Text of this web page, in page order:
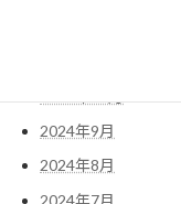
2024年9月
2024年8月
2024年7月